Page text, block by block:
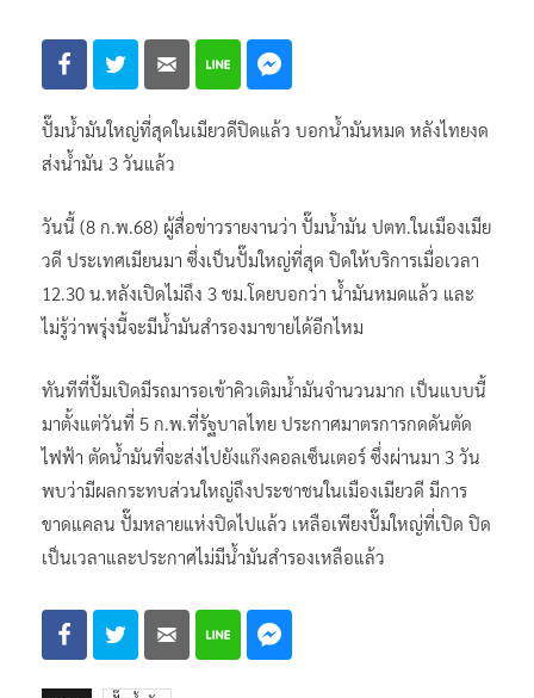
ส่งน้ำมัน 3 วันแล้ว
วันนี้ (8 ก.พ.68) ผู้สื่อข่าวรายงานว่า ปั๊มน้ำมัน ปตท.ในเมืองเมีย
วดี ประเทศเมียนมา ซึ่งเป็นปั๊มใหญ่ที่สุด ปิดให้บริการเมื่อเวลา
12.30 น.หลังเปิดไม่ถึง 3 ชม.โดยบอกว่า น้ำมันหมดแล้ว และ
ไม่รู้ว่าพรุ่งนี้จะมีน้ำมันสำรองมาขายได้อีกไหม
ทันทีที่ปั๊มเปิดมีรถมารอเข้าคิวเติมน้ำมันจำนวนมาก เป็นแบบนี้
มาตั้งแต่วันที่ 5 ก.พ.ที่รัฐบาลไทย ประกาศมาตรการกดดันตัด
ไฟฟ้า ตัดน้ำมันที่จะส่งไปยังแก๊งคอลเซ็นเตอร์ ซึ่งผ่านมา 3 วัน
พบว่ามีผลกระทบส่วนใหญ่ถึงประชาชนในเมืองเมียวดี มีการ
เป็นเวลาและประกาศไม่มีน้ำมันสำรองเหลือแล้ว